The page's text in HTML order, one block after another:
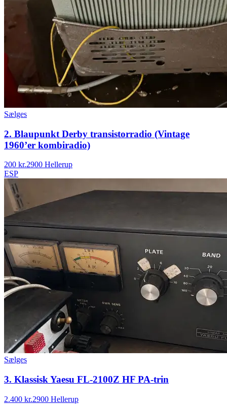
Sælges
2. Blaupunkt Derby transistorradio (Vintage
1960’er kombiradio)
200 kr.2900 Hellerup
ESP
Sælges
3. Klassisk Yaesu FL-2100Z HF PA-trin
2.400 kr.2900 Hellerup